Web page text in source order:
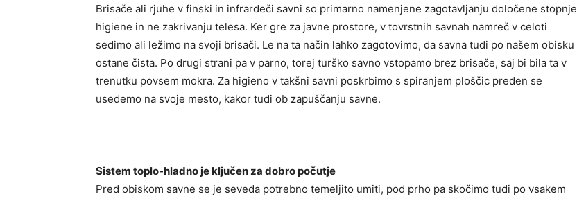
Brisače ali rjuhe v finski in infrardeči savni so primarno namenjene zagotavljanju določene stopnje
higiene in ne zakrivanju telesa. Ker gre za javne prostore, v tovrstnih savnah namreč v celoti
sedimo ali ležimo na svoji brisači. Le na ta način lahko zagotovimo, da savna tudi po našem obisku
ostane čista. Po drugi strani pa v parno, torej turško savno vstopamo brez brisače, saj bi bila ta v
trenutku povsem mokra. Za higieno v takšni savni poskrbimo s spiranjem ploščic preden se
usedemo na svoje mesto, kakor tudi ob zapuščanju savne.
Sistem toplo-hladno je ključen za dobro počutje
Pred obiskom savne se je seveda potrebno temeljito umiti, pod prho pa skočimo tudi po vsakem